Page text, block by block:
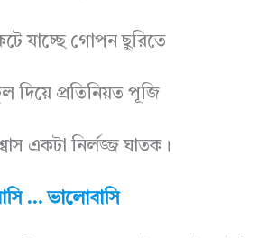
যাচ্ছে গোপন ছুরিতে
দিয়ে প্রতিনিয়ত পূজি
একটা নির্লজ্জ ঘাতক।
… ভালোবাসি